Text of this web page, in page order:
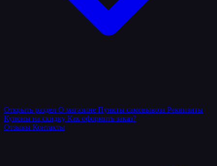
Открыть раздел О магазине Пункты самовывоза Реквизиты
Купоны на скидку Как оформить заказ?
Отзывы Контакты